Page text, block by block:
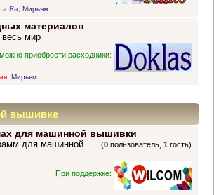
Ra, Мирьям
материалов
весь мир
приобрести расходники:
, Мирьям
вышивке
для машинной вышивки
(0 пользователь,1 гость)
для машинной
При поддержке: